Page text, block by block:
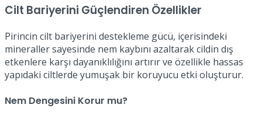
Cilt Bariyerini Güçlendiren Özellikler
Pirincin cilt bariyerini destekleme gücü, içerisindeki
mineraller sayesinde nem kaybını azaltarak cildin dış
etkenlere karşı dayanıklılığını artırır ve özellikle hassas
yapıdaki ciltlerde yumuşak bir koruyucu etki oluşturur.
Nem Dengesini Korur mu?